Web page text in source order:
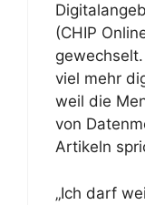
(CHIP
viel mehr
weil die
von
Artikeln
„Ich darf